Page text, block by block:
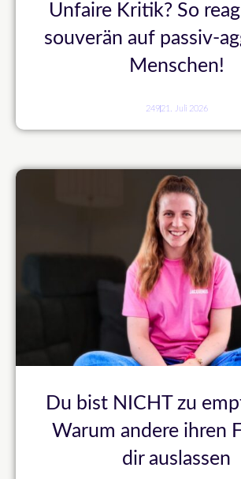
Unfaire Kritik? So
souverän auf passiv-
Menschen!
249 21. Juli 2026
Du bist NICHT zu
Warum andere ihren
dir auslassen